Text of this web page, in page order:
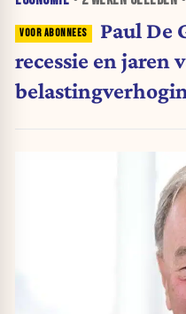
Paul De
recessie en jaren